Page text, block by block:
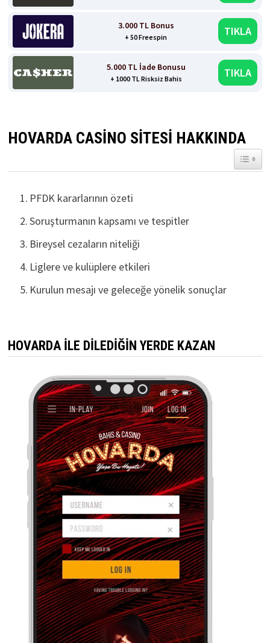
3.000 TL Bonus
+ 50 Freespin TIKLA
5.000 TL İade Bonusu
+ 1000 TL Risksiz Bahis TIKLA
HOVARDA CASINO SITESI HAKKINDA
PFDK kararlarının özeti
Soruşturmanın kapsamı ve tespitler
Bireysel cezaların niteliği
Liglere ve kulüplere etkileri
Kurulun mesajı ve geleceğe yönelik sonuçlar
HOVARDA İLE DİLEDİĞİN YERDE KAZAN